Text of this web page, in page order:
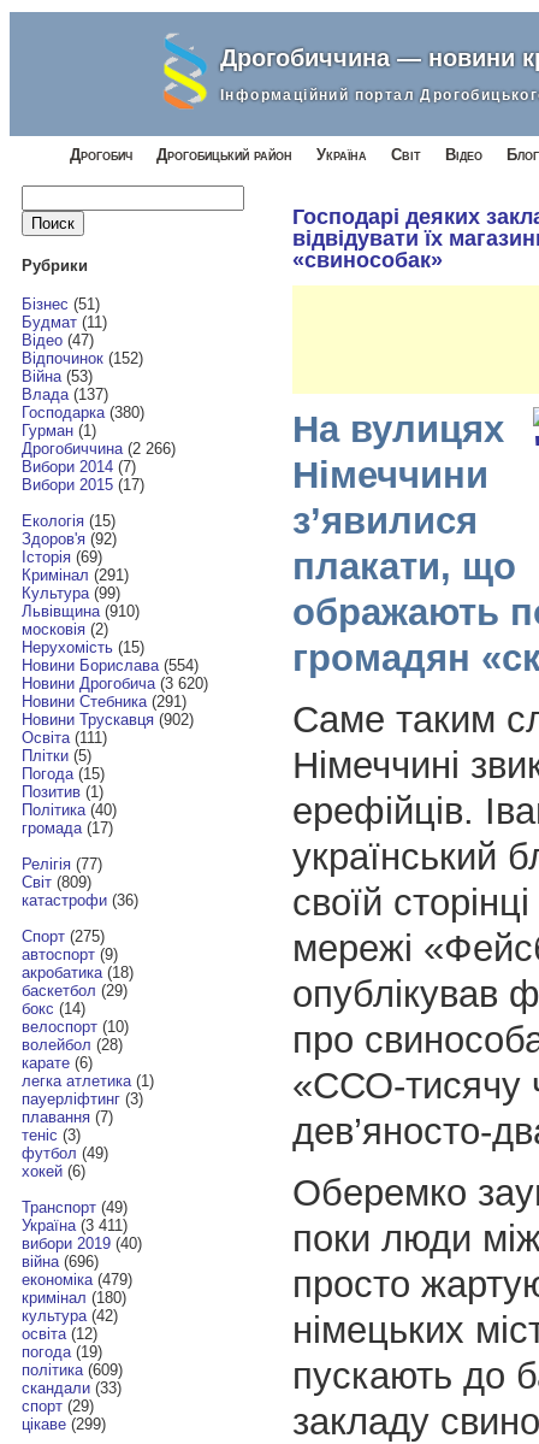
Дрогобиччина — новини
Інформаційний портал
Дрогобич Дрогобицький район Україна Світ Відео
Найти:
Рубрики
Бізнес (51)
Будмат(11)
Відео(47)
Відпочинок(152)
Війна(53)
Влада(137)
Господарка(380)
Гурман(1)
Дрогобиччина(2 266)
Вибори 2014(7)
Вибори 2015(17)
Екологія(15)
Здоров'я(92)
Історія(69)
Кримінал (291)
Культура(99)
Львівщина(910)
московія(2)
Нерухомість(15)
Новини Борислава(554)
Новини Дрогобича(3 620)
Новини Стебника(291)
Новини Трускавця(902)
Освіта(111)
Плітки(5)
Погода(15)
Позитив(1)
Політика(40)
громада(17)
Релігія(77)
Світ(809)
катастрофи(36)
Спорт(275)
автоспорт(9)
акробатика(18)
баскетбол (29)
бокс (14)
велоспорт(10)
волейбол (28)
карате(6)
легка атлетика(1)
пауерліфтинг(3)
плавання(7)
теніс (3)
футбол (49)
хокей(6)
Транспорт(49)
Україна(3 411)
вибори 2019(40)
війна(696)
економіка(479)
кримінал (180)
культура(42)
освіта(12)
погода(19)
політика(609)
скандали(33)
спорт(29)
цікаве(299)
Господарі деяких
відвідувати їх
«свинособак»
На вулицях
Німеччини
з’явилися
плакати, що
ображають
громадян
Саме таким
Німеччині
ерефійців.
український
своїй
мережі
опублікував
про
«ССО-тисячу
дев’яносто-
Оберемко
поки люди
просто
німецьких
пускають до
закладу